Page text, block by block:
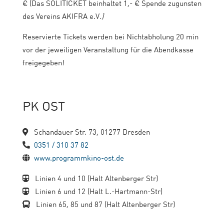
€ (Das SOLITICKET beinhaltet 1,- € Spende zugunsten
des Vereins AKIFRA e.V.)
Reservierte Tickets werden bei Nichtabholung 20 min
vor der jeweiligen Veranstaltung für die Abendkasse
freigegeben!
PK OST
Schandauer Str. 73, 01277 Dresden
0351 / 310 37 82
www.programmkino-ost.de
Linien 4 und 10 (Halt Altenberger Str)
Linien 6 und 12 (Halt L.-Hartmann-Str)
Linien 65, 85 und 87 (Halt Altenberger Str)